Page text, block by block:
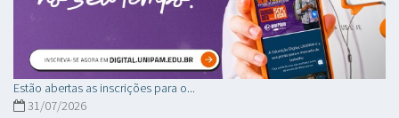
Estão abertas as inscrições para o...
31/07/2026